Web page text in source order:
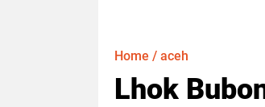
Home / aceh
Lhok